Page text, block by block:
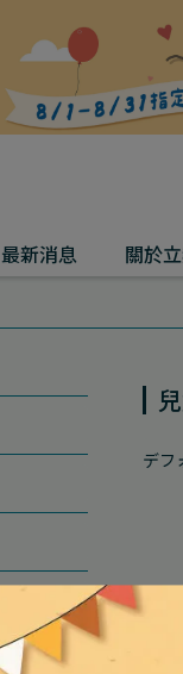
最新消息 關於
デフ